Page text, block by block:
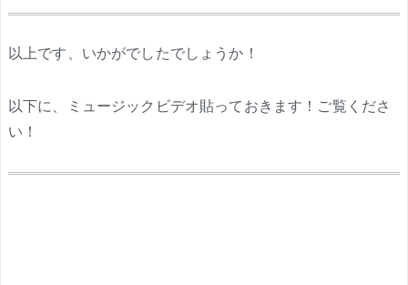
以上です、いかがでしたでしょうか！
以下に、ミュージックビデオ貼っておきます！ご覧くださ
い！